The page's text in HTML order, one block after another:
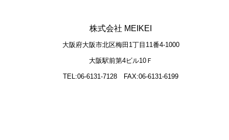
株式会社 MEIKEI
大阪府大阪市北区梅田1丁目11番4-1000
大阪駅前第4ビル10Ｆ
TEL:06-6131-7128 FAX:06-6131-6199